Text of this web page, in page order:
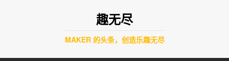
趣无尽
MAKER 的头条，创造乐趣无尽